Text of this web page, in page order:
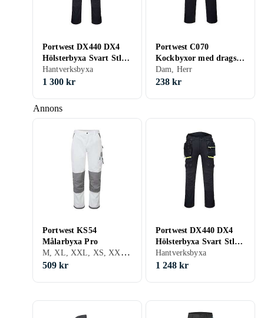
Annons
Portwest DX440 DX4
Hölsterbyxa Svart Stl
C56
Hantverksbyxa
1 300 kr
Portwest C070
Kockbyxor med dragsko
(Unisex)
Dam, Herr
238 kr
Portwest KS54
Målarbyxa Pro
M, XL, XXL, XS, XXXL (3XL)
509 kr
Portwest DX440 DX4
Hölsterbyxa Svart Stl
C50
Hantverksbyxa
1 248 kr